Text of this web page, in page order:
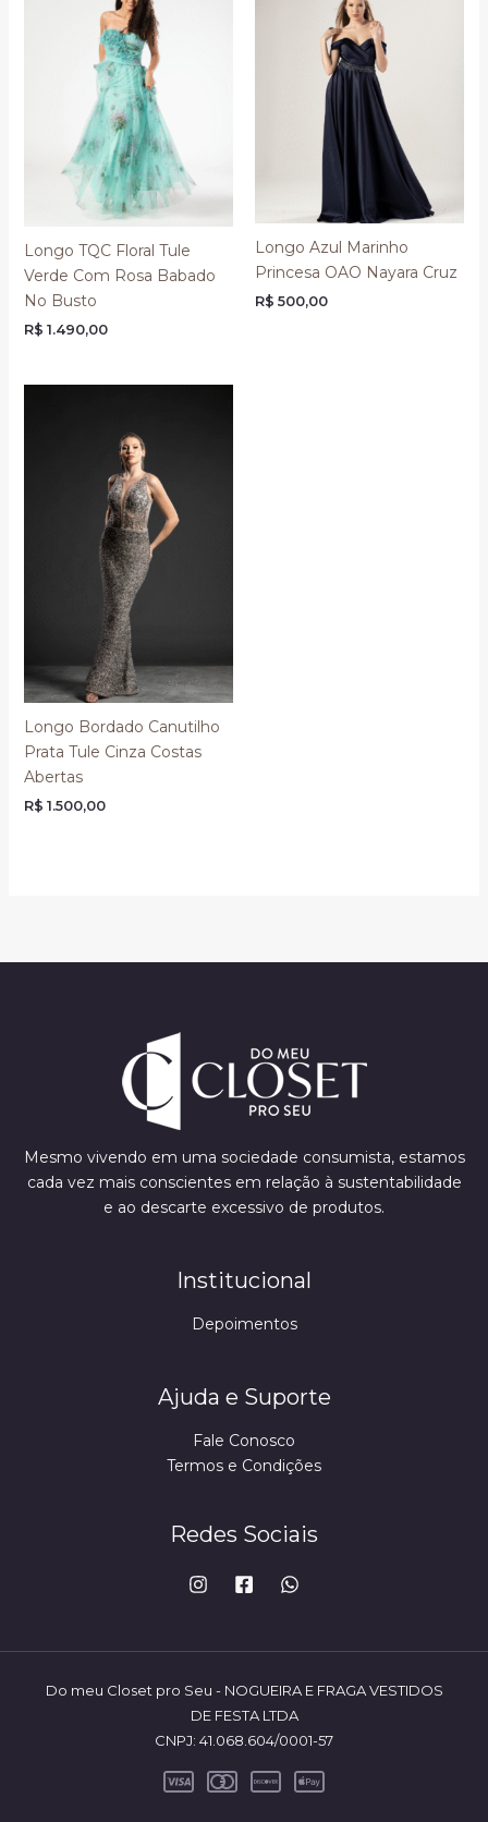
Longo TQC Floral Tule
Verde Com Rosa Babado
No Busto
R$ 1.490,00
Longo Azul Marinho
Princesa OAO Nayara Cruz
R$ 500,00
Longo Bordado Canutilho
Prata Tule Cinza Costas
Abertas
R$ 1.500,00
Mesmo vivendo em uma sociedade consumista, estamos
cada vez mais conscientes em relação à sustentabilidade
e ao descarte excessivo de produtos.
Institucional
Depoimentos
Ajuda e Suporte
Fale Conosco
Termos e Condições
Redes Sociais
Do meu Closet pro Seu - NOGUEIRA E FRAGA VESTIDOS
DE FESTA LTDA
CNPJ: 41.068.604/0001-57